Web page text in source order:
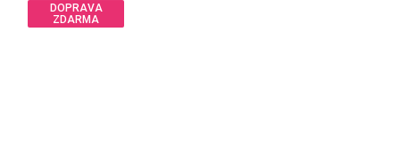
DOPRAVA
ZDARMA